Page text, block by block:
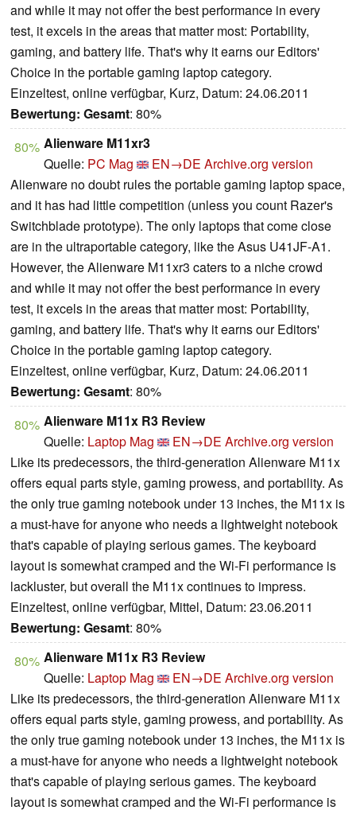
and while it may not offer the best performance in every
test, it excels in the areas that matter most: Portability,
gaming, and battery life. That's why it earns our Editors'
Choice in the portable gaming laptop category.
Einzeltest, online verfügbar, Kurz, Datum: 24.06.2011
Bewertung: Gesamt: 80%
80% Alienware M11xr3
Quelle: PC Mag EN→DE Archive.org version
Alienware no doubt rules the portable gaming laptop space,
and it has had little competition (unless you count Razer's
Switchblade prototype). The only laptops that come close
are in the ultraportable category, like the Asus U41JF-A1.
However, the Alienware M11xr3 caters to a niche crowd
and while it may not offer the best performance in every
test, it excels in the areas that matter most: Portability,
gaming, and battery life. That's why it earns our Editors'
Choice in the portable gaming laptop category.
Einzeltest, online verfügbar, Kurz, Datum: 24.06.2011
Bewertung: Gesamt: 80%
80% Alienware M11x R3 Review
Quelle: Laptop Mag EN→DE Archive.org version
Like its predecessors, the third-generation Alienware M11x
offers equal parts style, gaming prowess, and portability. As
the only true gaming notebook under 13 inches, the M11x is
a must-have for anyone who needs a lightweight notebook
that's capable of playing serious games. The keyboard
layout is somewhat cramped and the Wi-Fi performance is
lackluster, but overall the M11x continues to impress.
Einzeltest, online verfügbar, Mittel, Datum: 23.06.2011
Bewertung: Gesamt: 80%
80% Alienware M11x R3 Review
Quelle: Laptop Mag EN→DE Archive.org version
Like its predecessors, the third-generation Alienware M11x
offers equal parts style, gaming prowess, and portability. As
the only true gaming notebook under 13 inches, the M11x is
a must-have for anyone who needs a lightweight notebook
that's capable of playing serious games. The keyboard
layout is somewhat cramped and the Wi-Fi performance is